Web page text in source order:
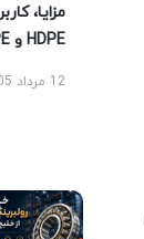
مزایا،
HDPE و LLDPE
12 مرداد 1405